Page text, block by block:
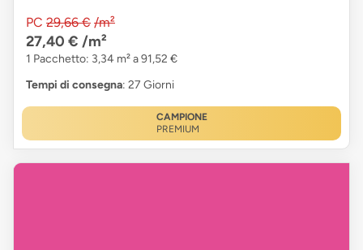
PC 29,66 € /m²
27,40 € /m²
1 Pacchetto: 3,34 m² a 91,52 €
Tempi di consegna: 27 Giorni
CAMPIONE
PREMIUM